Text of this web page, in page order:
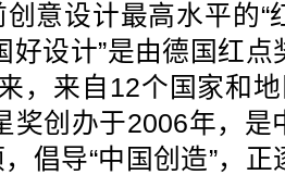
意设计最高水平的“
好设计”是由德国红
，来自12个国家和
奖创办于2006年，
倡导“中国创造”，